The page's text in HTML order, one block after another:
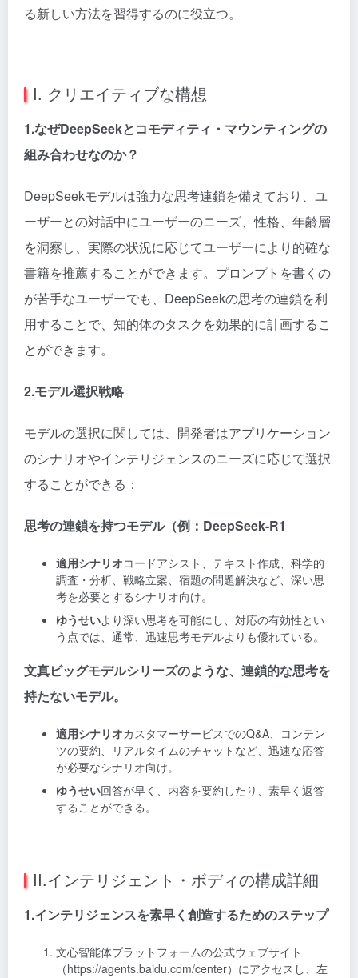
る新しい方法を習得するのに役立つ。
I. クリエイティブな構想
1.なぜDeepSeekとコモディティ・マウンティングの
組み合わせなのか？
DeepSeekモデルは強力な思考連鎖を備えており、ユ
ーザーとの対話中にユーザーのニーズ、性格、年齢層
を洞察し、実際の状況に応じてユーザーにより的確な
書籍を推薦することができます。プロンプトを書くの
が苦手なユーザーでも、DeepSeekの思考の連鎖を利
用することで、知的体のタスクを効果的に計画するこ
とができます。
2.モデル選択戦略
モデルの選択に関しては、開発者はアプリケーション
のシナリオやインテリジェンスのニーズに応じて選択
することができる：
思考の連鎖を持つモデル（例：DeepSeek-R1
適用シナリオコードアシスト、テキスト作成、科学的
調査・分析、戦略立案、宿題の問題解決など、深い思
考を必要とするシナリオ向け。
ゆうせいより深い思考を可能にし、対応の有効性とい
う点では、通常、迅速思考モデルよりも優れている。
文真ビッグモデルシリーズのような、連鎖的な思考を
持たないモデル。
適用シナリオカスタマーサービスでのQ&A、コンテン
ツの要約、リアルタイムのチャットなど、迅速な応答
が必要なシナリオ向け。
ゆうせい回答が早く、内容を要約したり、素早く返答
することができる。
II.インテリジェント・ボディの構成詳細
1.インテリジェンスを素早く創造するためのステップ
文心智能体プラットフォームの公式ウェブサイト
（https://agents.baidu.com/center）にアクセスし、左